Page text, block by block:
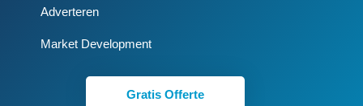
Adverteren
Market Development
Gratis Offerte